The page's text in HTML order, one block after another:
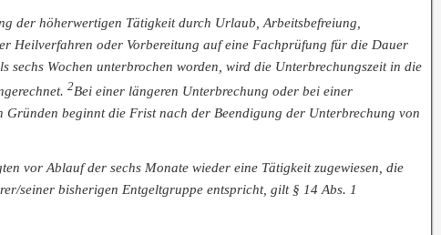
der höherwertigen Tätigkeit durch Urlaub, Arbeitsbefreiung,
Heilverfahren oder Vorbereitung auf eine Fachprüfung für die Dauer
sechs Wochen unterbrochen worden, wird die Unterbrechungszeit in die
2Bei einer längeren Unterbrechung oder bei einer
Gründen beginnt die Frist nach der Beendigung der Unterbrechung von
vor Ablauf der sechs Monate wieder eine Tätigkeit zugewiesen, die
seiner bisherigen Entgeltgruppe entspricht, gilt § 14 Abs. 1